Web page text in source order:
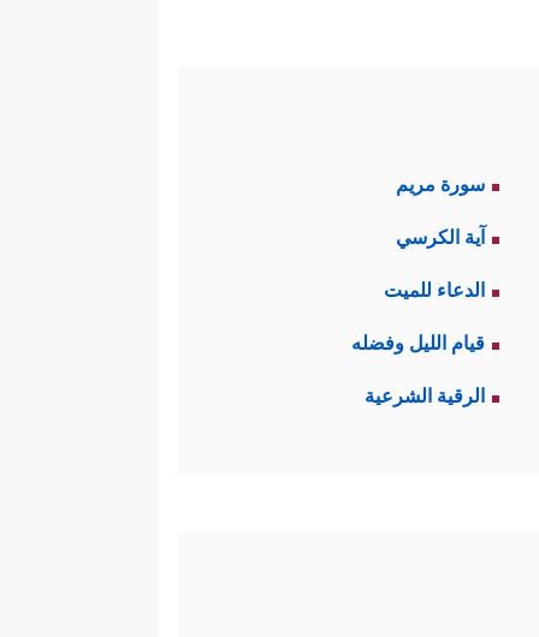
سورة مريم
آية الكرسي
الدعاء للميت
قيام الليل وفضله
الرقية الشرعية